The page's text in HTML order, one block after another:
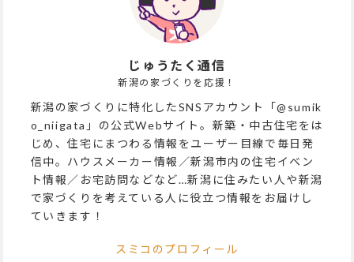
じゅうたく通信
新潟の家づくりを応援！
新潟の家づくりに特化したSNSアカウント「@sumik
o_niigata」の公式Webサイト。新築・中古住宅をは
じめ、住宅にまつわる情報をユーザー目線で毎日発
信中。ハウスメーカー情報／新潟市内の住宅イベン
ト情報／お宅訪問などなど…新潟に住みたい人や新潟
で家づくりを考えている人に役立つ情報をお届けし
ていきます！
スミコのプロフィール